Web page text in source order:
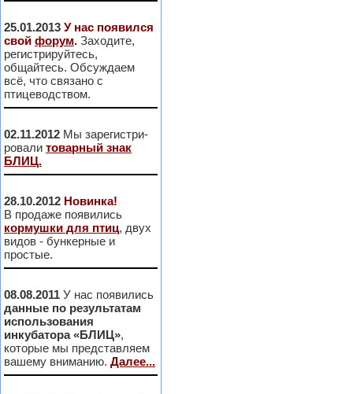
25.01.2013 У нас появился
свой форум. Заходите,
регистрируйтесь,
общайтесь. Обсуждаем
всё, что связано с
птицеводством.
02.11.2012 Мы зарегистри-
ровали товарный знак
БЛИЦ.
28.10.2012 Новинка!
В продаже появились
кормушки для птиц, двух
видов - бункерные и
простые.
08.08.2011 У нас появились
данные по результатам
использования
инкубатора «БЛИЦ»,
которые мы представляем
вашему вниманию. Далее...